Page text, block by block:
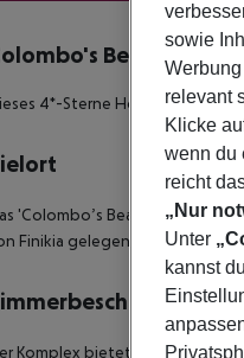
Beachfront
4
4*-Sterne Hotel besticht
'Colombo’s BeachFront'
Finikia gelegen. Der
Komplex bietet insgesamt 12
sowie
relevant
Klicke
wenn du
reicht
„Nur
Unter
kannst